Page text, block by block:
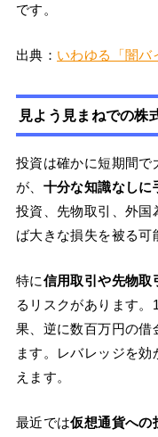
です。
出典： いわゆる「闇バ
見よう見まねでの株
投資は確かに短期間で
が、 十分な知識なしに
投資、先物取引、外国
ば大きな損失を被る可
特に信用取引や先物取
るリスクがあります
果、逆に数百万円の借
ます。レバレッジを
えます。
最近では仮想通貨への